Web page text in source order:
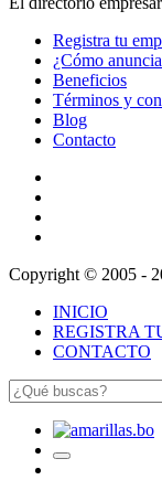
Registra tu
¿Cómo
Beneficios
Términos y
Blog
Contacto
Copyright © 2005 -
INICIO
REGISTRA
CONTACTO